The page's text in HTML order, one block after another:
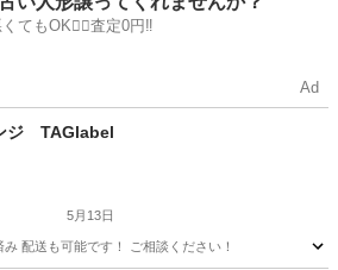
てもOK🙆‍♀️査定0円‼️
Ad
ジ TAGlabel
5月13日
配送も可能です！ ご相談ください！